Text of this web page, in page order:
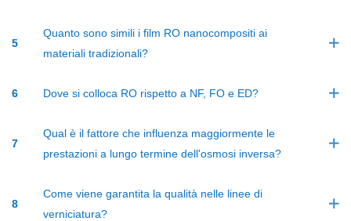
5
Quanto sono simili i film RO nanocompositi ai
materiali tradizionali?
6 Dove si colloca RO rispetto a NF, FO e ED?
7
Qual è il fattore che influenza maggiormente le
prestazioni a lungo termine dell'osmosi inversa?
8
Come viene garantita la qualità nelle linee di
verniciatura?